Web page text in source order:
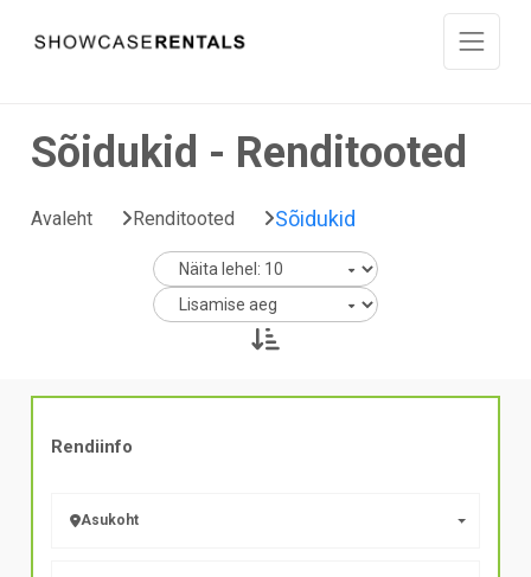
Sõidukid - Renditooted
Avaleht Renditooted Sõidukid
Rendiinfo
Asukoht